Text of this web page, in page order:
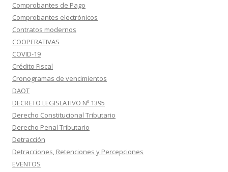
Comprobantes de Pago
Comprobantes electrónicos
Contratos modernos
COOPERATIVAS
COVID-19
Crédito Fiscal
Cronogramas de vencimientos
DAOT
DECRETO LEGISLATIVO Nº 1395
Derecho Constitucional Tributario
Derecho Penal Tributario
Detracción
Detracciones, Retenciones y Percepciones
EVENTOS